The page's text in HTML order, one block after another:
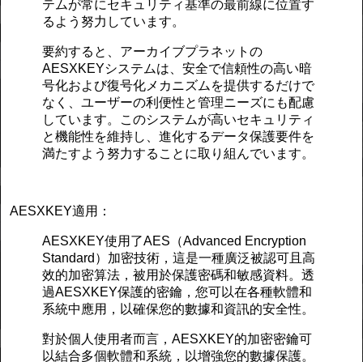
テムが常にセキュリティ基準の最前線に位置す
るよう努力しています。
要約すると、アーカイブプラネットの
AESXKEYシステムは、安全で信頼性の高い暗
号化および復号化メカニズムを提供するだけで
なく、ユーザーの利便性と管理ニーズにも配慮
しています。このシステムが高いセキュリティ
と機能性を維持し、進化するデータ保護要件を
満たすよう努力することに取り組んでいます。
AESXKEY適用：
AESXKEY使用了AES（Advanced Encryption
Standard）加密技術，這是一種廣泛被認可且高
效的加密算法，被用於保護密碼和敏感資料。透
過AESXKEY保護的密鑰，您可以在各種軟體和
系統中應用，以確保您的數據和資訊的安全性。
對於個人使用者而言，AESXKEY的加密密鑰可
以結合多個軟體和系統，以增強您的數據保護。